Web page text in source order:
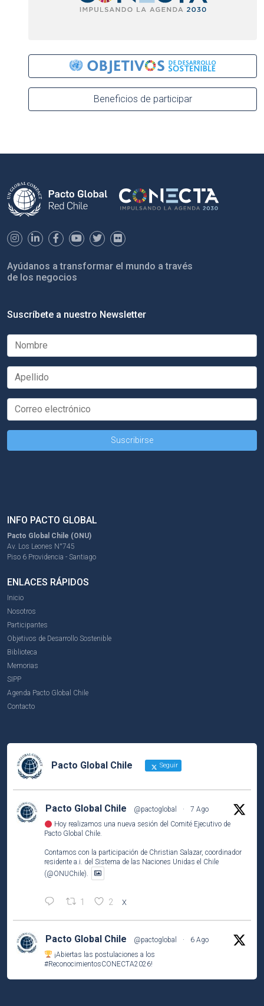
Beneficios de participar
Ayúdanos a transformar el mundo a través
de los negocios
Suscríbete a nuestro Newsletter
INFO PACTO GLOBAL
Pacto Global Chile (ONU)
Av. Los Leones N°745
Piso 6 Providencia - Santiago
ENLACES RÁPIDOS
Inicio
Nosotros
Participantes
Objetivos de Desarrollo Sostenible
Biblioteca
Memorias
SIPP
Agenda Pacto Global Chile
Contacto
Pacto Global Chile Seguir
Pacto Global Chile @pactoglobal ·
7 Ago
Hoy realizamos una nueva sesión del Comité Ejecutivo de
Pacto Global Chile.
Contamos con la participación de Christian Salazar, coordinador
residente a.i. del Sistema de las Naciones Unidas el Chile
(@ONUChile).
1 2 X
Pacto Global Chile @pactoglobal ·
6 Ago
¡Abiertas las postulaciones a los
#ReconocimientosCONECTA2026!